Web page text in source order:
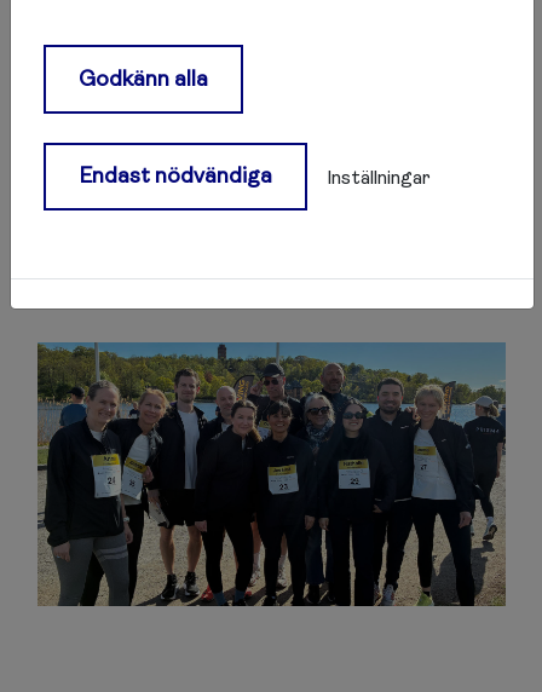
viktiga arbete för barns rättigheter och
för barns rättigheter globalt. Vi var 1800st
vårsolen - en riktigt härlig eftermiddag!
Godkänn alla
Endast nödvändiga Inställningar